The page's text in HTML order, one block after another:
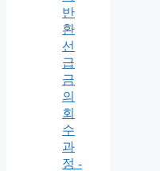
반
환
선
급
금
의
회
수
과
정 -